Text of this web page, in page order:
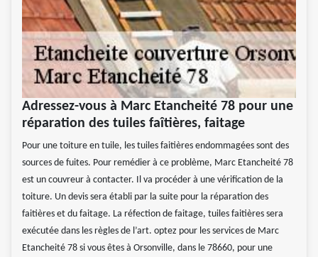
Adressez-vous à Marc Etancheité 78 pour une
réparation des tuiles faîtières, faitage
Pour une toiture en tuile, les tuiles faitières endommagées sont des
sources de fuites. Pour remédier à ce problème, Marc Etancheité 78
est un couvreur à contacter. Il va procéder à une vérification de la
toiture. Un devis sera établi par la suite pour la réparation des
faitières et du faitage. La réfection de faitage, tuiles faitières sera
exécutée dans les règles de l’art. optez pour les services de Marc
Etancheité 78 si vous êtes à Orsonville, dans le 78660, pour une